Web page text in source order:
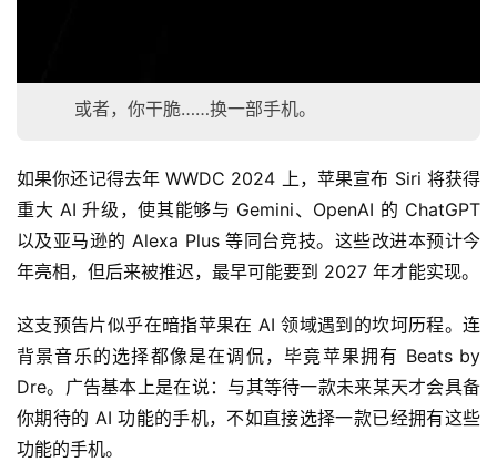
或者，你干脆……换一部手机。
如果你还记得去年 WWDC 2024 上，苹果宣布 Siri 将获得
重大 AI 升级，使其能够与 Gemini、OpenAI 的 ChatGPT
以及亚马逊的 Alexa Plus 等同台竞技。这些改进本预计今
年亮相，但后来被推迟，最早可能要到 2027 年才能实现。
这支预告片似乎在暗指苹果在 AI 领域遇到的坎坷历程。连
背景音乐的选择都像是在调侃，毕竟苹果拥有 Beats by
Dre。广告基本上是在说：与其等待一款未来某天才会具备
你期待的 AI 功能的手机，不如直接选择一款已经拥有这些
功能的手机。